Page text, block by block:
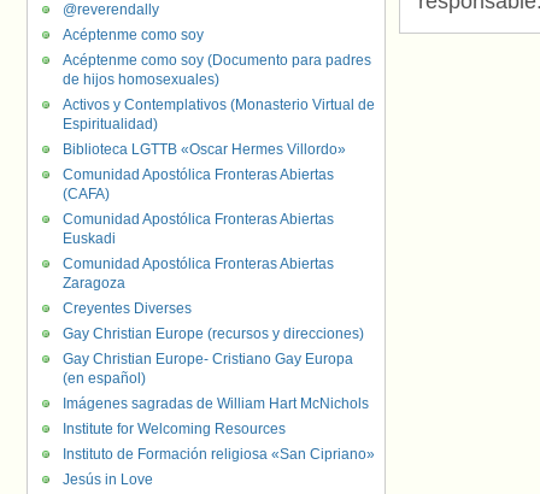
@reverendally
Acéptenme como soy
Acéptenme como soy (Documento para padres
de hijos homosexuales)
Activos y Contemplativos (Monasterio Virtual de
Espiritualidad)
Biblioteca LGTTB «Oscar Hermes Villordo»
Comunidad Apostólica Fronteras Abiertas
(CAFA)
Comunidad Apostólica Fronteras Abiertas
Euskadi
Comunidad Apostólica Fronteras Abiertas
Zaragoza
Creyentes Diverses
Gay Christian Europe (recursos y direcciones)
Gay Christian Europe- Cristiano Gay Europa
(en español)
Imágenes sagradas de William Hart McNichols
Institute for Welcoming Resources
Instituto de Formación religiosa «San Cipriano»
Jesús in Love